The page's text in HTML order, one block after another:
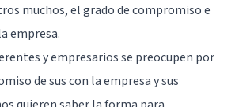
muchos, el grado de compromiso e
empresa.
y empresarios se preocupen por
de sus con la empresa y sus